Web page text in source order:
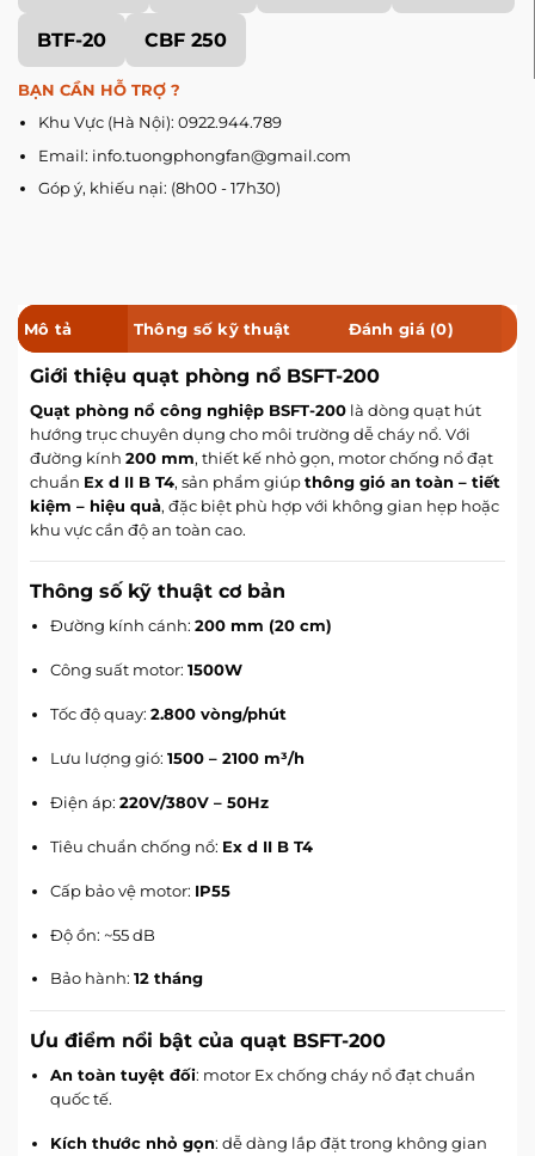
BTF-20 CBF 250
BẠN CẦN HỖ TRỢ ?
Khu Vực (Hà Nội): 0922.944.789
Email: info.tuongphongfan@gmail.com
Góp ý, khiếu nại: (8h00 - 17h30)
Mô tả Thông số kỹ thuật Đánh giá (0)
Giới thiệu quạt phòng nổ BSFT-200
Quạt phòng nổ công nghiệp BSFT-200 là dòng quạt hút
hướng trục chuyên dụng cho môi trường dễ cháy nổ. Với
đường kính 200 mm, thiết kế nhỏ gọn, motor chống nổ đạt
chuẩn Ex d II B T4, sản phẩm giúpthông gió an toàn – tiết
kiệm – hiệu quả, đặc biệt phù hợp với không gian hẹp hoặc
khu vực cần độ an toàn cao.
Thông số kỹ thuật cơ bản
Đường kính cánh: 200 mm (20 cm)
Công suất motor: 1500W
Tốc độ quay: 2.800 vòng/phút
Lưu lượng gió: 1500 – 2100 m³/h
Điện áp: 220V/380V – 50Hz
Tiêu chuẩn chống nổ: Ex d II B T4
Cấp bảo vệ motor: IP55
Độ ồn: ~55 dB
Bảo hành: 12 tháng
Ưu điểm nổi bật của quạt BSFT-200
An toàn tuyệt đối: motor Ex chống cháy nổ đạt chuẩn
quốc tế.
Kích thước nhỏ gọn: dễ dàng lắp đặt trong không gian